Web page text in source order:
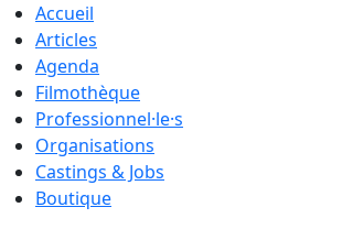
Accueil
Articles
Agenda
Filmothèque
Professionnel·le·s
Organisations
Castings & Jobs
Boutique